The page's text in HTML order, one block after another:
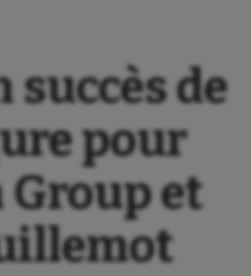
succès de
pour
et